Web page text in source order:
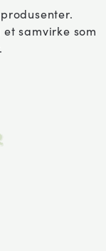
samvirke som